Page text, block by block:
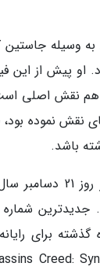
او پیش از این
هم نقش اصلی
نقش نموده بود،
باشد.
جدیدترین
گذشته برای